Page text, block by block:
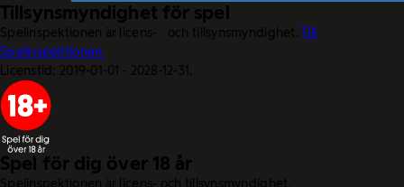
Tillsynsmyndighet för spel
Spelinspektionen är licens- och tillsynsmyndighet.Till
Spelinspektionen.
Licenstid: 2019-01-01 - 2028-12-31.
Spel för dig över 18 år
Spelinspektionen är licens- och tillsynsmyndighet.